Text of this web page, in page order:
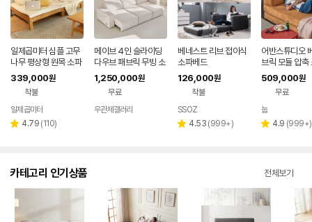
일제곱미터 심플 고무
나무 평상형 원목 소파
베드 슈퍼싱글
339,000원
착불
일제곱미터
별 4.79 리
(110)
메이브 4인 슬라이딩
다우브 패브릭 무빙 소
파 베드
1,250,000원
무료
우관제갤러리
베네스트 리브 접이식
소파베드
126,000원
착불
페이
SSOZ
별 4.53 리
(999+)
어반스튜디오
브릭 모듈 압축
파베드 스툴미
얼버터, 3인용
509,000원
무료
눕
별 4.9 리
(999+)
카테고리 인기상품 전체보기